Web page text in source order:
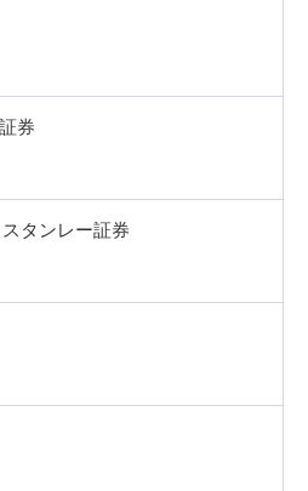
券
タンレー証券